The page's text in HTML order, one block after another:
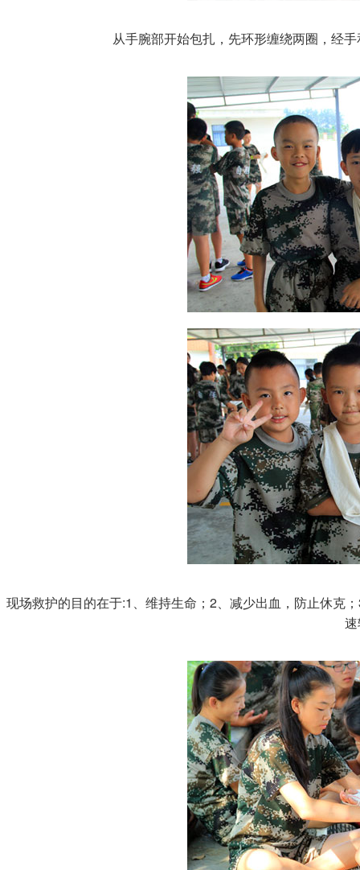
从手腕部开始包扎，先环形缠绕两圈，经
现场救护的目的在于:1、维持生命；2、减少出血，防止休克